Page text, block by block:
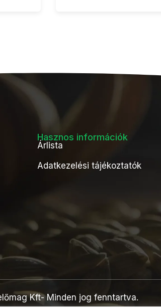
Hasznos információk
Árlista
Adatkezelési tájékoztatók
Kft- Minden jog fenntartva.